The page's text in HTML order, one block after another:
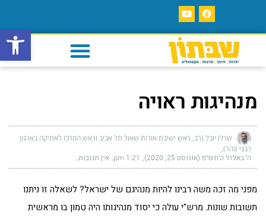
פתח
מנהיגות ראויה
שרלו יובל (רב, ראש ישיבת אורות שאול תל אביב וראש המרכז לאתיקה בארגון
רבני צהר)
ה׳ באלול ה׳תש״פ (אוגוסט 25, 2020) 1:21 pm אין תגובות
מפני מה זכה משה רבינו להיות מנהיגם של ישראל? לשאלה זו ניתנו
תשובות שונות. מרש"י עולה כי יסוד מנהיגותו היה טמון בו מראשית